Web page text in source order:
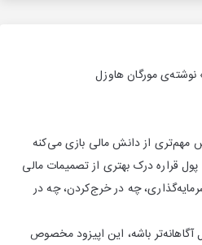
نوشته‌ی مورگان هاوزل
مهم‌تری از دانش مالی بازی می‌کنه
قراره درک بهتری از تصمیمات مالی
چه در خرج‌کردن، چه در
آگاهانه‌تر باشه، این اپیزود مخصوص